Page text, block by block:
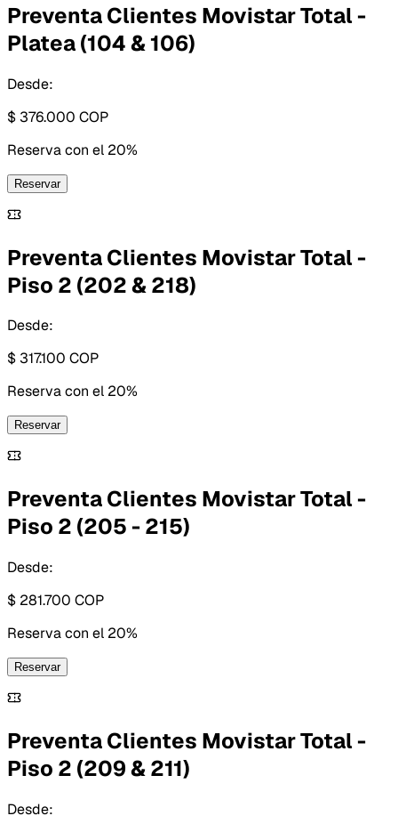
Preventa Clientes Movistar Total -
Platea (104 & 106)
Desde:
$ 376.000 COP
Reserva con el 20%
Reservar
Preventa Clientes Movistar Total -
Piso 2 (202 & 218)
Desde:
$ 317.100 COP
Reserva con el 20%
Reservar
Preventa Clientes Movistar Total -
Piso 2 (205 - 215)
Desde:
$ 281.700 COP
Reserva con el 20%
Reservar
Preventa Clientes Movistar Total -
Piso 2 (209 & 211)
Desde: